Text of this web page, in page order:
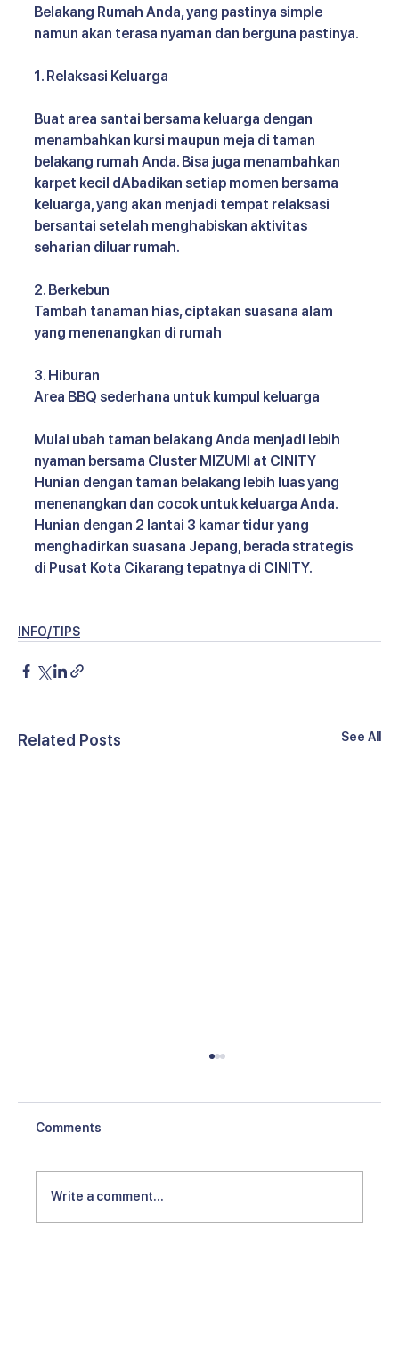
Belakang Rumah Anda, yang pastinya simple
namun akan terasa nyaman dan berguna pastinya.
1. Relaksasi Keluarga
Buat area santai bersama keluarga dengan
menambahkan kursi maupun meja di taman
belakang rumah Anda. Bisa juga menambahkan
karpet kecil dAbadikan setiap momen bersama
keluarga, yang akan menjadi tempat relaksasi
bersantai setelah menghabiskan aktivitas
seharian diluar rumah.
2. Berkebun
Tambah tanaman hias, ciptakan suasana alam
yang menenangkan di rumah
3. Hiburan
Area BBQ sederhana untuk kumpul keluarga
Mulai ubah taman belakang Anda menjadi lebih
nyaman bersama Cluster MIZUMI at CINITY
Hunian dengan taman belakang lebih luas yang
menenangkan dan cocok untuk keluarga Anda.
Hunian dengan 2 lantai 3 kamar tidur yang
menghadirkan suasana Jepang, berada strategis
di Pusat Kota Cikarang tepatnya di CINITY.
INFO/TIPS
Related Posts See All
Comments
Write a comment...